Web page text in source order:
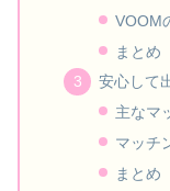
VOOM
まとめ
安心して
主なマ
マッチ
まとめ